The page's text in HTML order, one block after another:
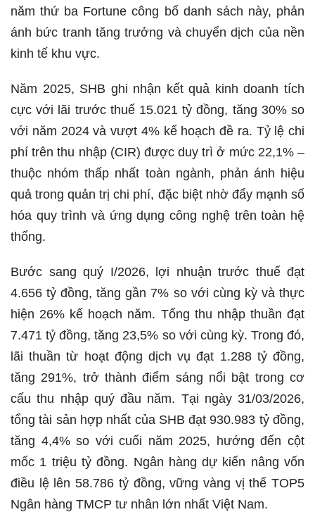
năm thứ ba Fortune công bố danh sách này, phản
ánh bức tranh tăng trưởng và chuyển dịch của nền
kinh tế khu vực.
Năm 2025, SHB ghi nhận kết quả kinh doanh tích
cực với lãi trước thuế 15.021 tỷ đồng, tăng 30% so
với năm 2024 và vượt 4% kế hoạch đề ra. Tỷ lệ chi
phí trên thu nhập (CIR) được duy trì ở mức 22,1% –
thuộc nhóm thấp nhất toàn ngành, phản ánh hiệu
quả trong quản trị chi phí, đặc biệt nhờ đẩy mạnh số
hóa quy trình và ứng dụng công nghệ trên toàn hệ
thống.
Bước sang quý I/2026, lợi nhuận trước thuế đạt
4.656 tỷ đồng, tăng gần 7% so với cùng kỳ và thực
hiện 26% kế hoạch năm. Tổng thu nhập thuần đạt
7.471 tỷ đồng, tăng 23,5% so với cùng kỳ. Trong đó,
lãi thuần từ hoạt động dịch vụ đạt 1.288 tỷ đồng,
tăng 291%, trở thành điểm sáng nổi bật trong cơ
cấu thu nhập quý đầu năm. Tại ngày 31/03/2026,
tổng tài sản hợp nhất của SHB đạt 930.983 tỷ đồng,
tăng 4,4% so với cuối năm 2025, hướng đến cột
mốc 1 triệu tỷ đồng. Ngân hàng dự kiến nâng vốn
điều lệ lên 58.786 tỷ đồng, vững vàng vị thế TOP5
Ngân hàng TMCP tư nhân lớn nhất Việt Nam.